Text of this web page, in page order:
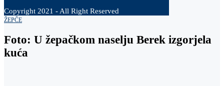
Copyright 2021 - All Right Reserved
ŽEPČE
Foto: U žepačkom naselju Berek izgorjela
kuća